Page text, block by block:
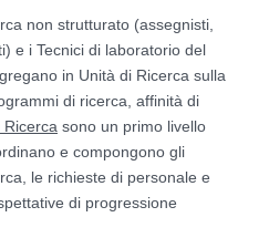
non strutturato (assegnisti,
e i Tecnici di laboratorio del
in Unità di Ricerca sulla
di ricerca, affinità di
Ricerca sono un primo livello
e compongono gli
le richieste di personale e
di progressione